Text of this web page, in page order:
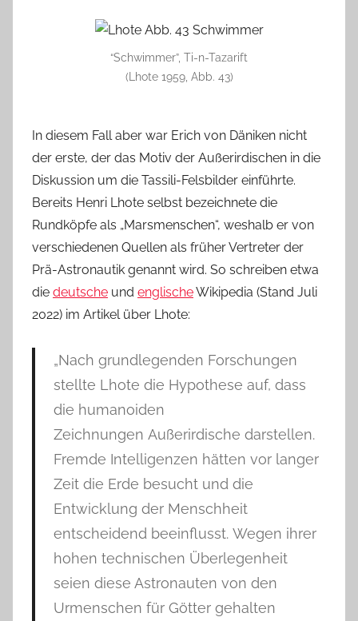
“Schwimmer”, Ti-n-Tazarift
(Lhote 1959, Abb. 43)
In diesem Fall aber war Erich von Däniken nicht
der erste, der das Motiv der Außerirdischen in die
Diskussion um die Tassili-Felsbilder einführte.
Bereits Henri Lhote selbst bezeichnete die
Rundköpfe als „Marsmenschen“, weshalb er von
verschiedenen Quellen als früher Vertreter der
Prä-Astronautik genannt wird. So schreiben etwa
die deutsche und englischeWikipedia (Stand Juli
2022) im Artikel über Lhote:
„Nach grundlegenden Forschungen
stellte Lhote die Hypothese auf, dass
die humanoiden
Zeichnungen Außerirdische darstellen.
Fremde Intelligenzen hätten vor langer
Zeit die Erde besucht und die
Entwicklung der Menschheit
entscheidend beeinflusst. Wegen ihrer
hohen technischen Überlegenheit
seien diese Astronauten von den
Urmenschen für Götter gehalten